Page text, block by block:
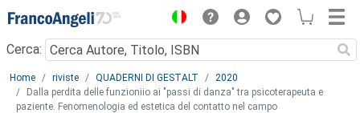
Menu
Cerca:
Main content
Home riviste QUADERNI DI GESTALT
2020
Dalla perdita delle funzioniio ai "passi di danza" tra psicoterapeuta e
paziente. Fenomenologia ed estetica del contatto nel campo